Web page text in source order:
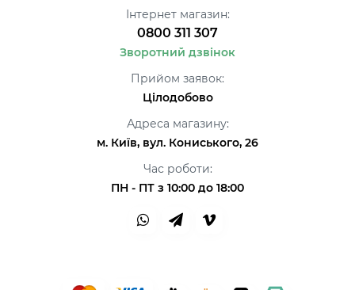
Інтернет магазин:
0800 311 307
Зворотний дзвінок
Прийом заявок:
Цілодобово
Адреса магазину:
м. Київ, вул. Кониського, 26
Час роботи:
ПН - ПТ з 10:00 до 18:00